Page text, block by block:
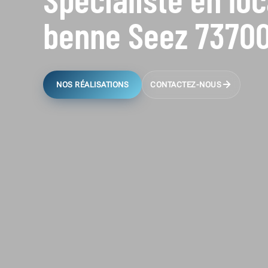
benne Seez
NOS RÉALISATIONS CONTACTEZ-NOUS